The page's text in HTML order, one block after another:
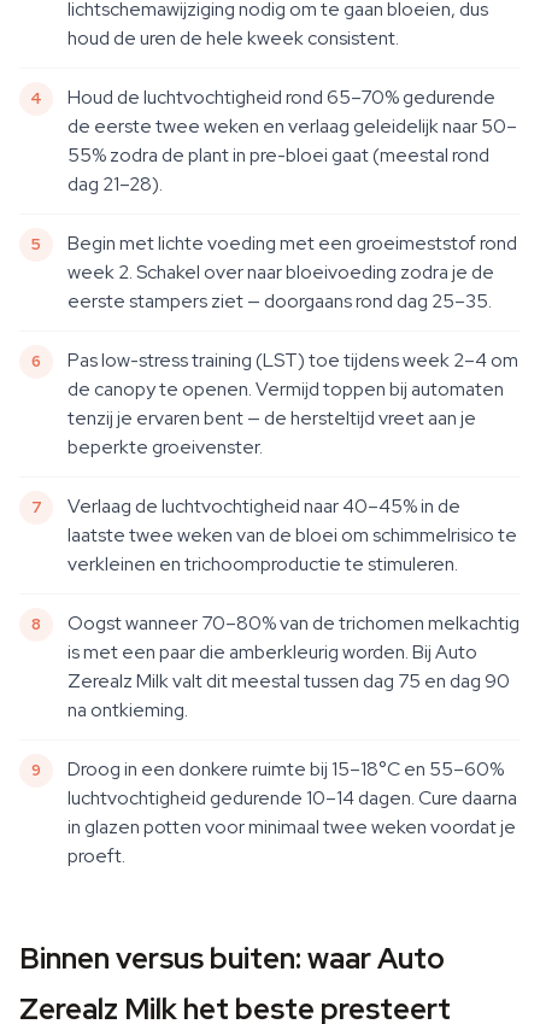
lichtschemawijziging nodig om te gaan bloeien, dus
houd de uren de hele kweek consistent.
Houd de luchtvochtigheid rond 65–70% gedurende
de eerste twee weken en verlaag geleidelijk naar 50–
55% zodra de plant in pre-bloei gaat (meestal rond
dag 21–28).
Begin met lichte voeding met een groeimeststof rond
week 2. Schakel over naar bloeivoeding zodra je de
eerste stampers ziet — doorgaans rond dag 25–35.
Pas low-stress training (LST) toe tijdens week 2–4 om
de canopy te openen. Vermijd toppen bij automaten
tenzij je ervaren bent — de hersteltijd vreet aan je
beperkte groeivenster.
Verlaag de luchtvochtigheid naar 40–45% in de
laatste twee weken van de bloei om schimmelrisico te
verkleinen en trichoomproductie te stimuleren.
Oogst wanneer 70–80% van de trichomen melkachtig
is met een paar die amberkleurig worden. Bij Auto
Zerealz Milk valt dit meestal tussen dag 75 en dag 90
na ontkieming.
Droog in een donkere ruimte bij 15–18°C en 55–60%
luchtvochtigheid gedurende 10–14 dagen. Cure daarna
in glazen potten voor minimaal twee weken voordat je
proeft.
Binnen versus buiten: waar Auto
Zerealz Milk het beste presteert